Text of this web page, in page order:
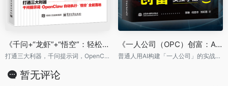
《千问+“龙虾”+“悟空”：轻松搞定一人AI生态》
打通三大利器，千问提示词，OpenClaw自动执行，“悟空”全能落地
《一人公司（OPC）创富：AI+IP+OpenClaw 实操手册》
普通人用AI构建「一人公司」的实战蓝图
暂无评论